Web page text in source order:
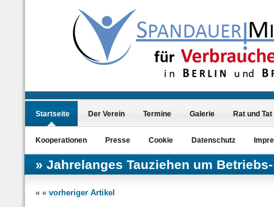
Startseite Der Verein Termine Galerie Rat und Tat
Kooperationen Presse Cookie Datenschutz
Jahrelanges Tauziehen um
« « vorheriger Artikel